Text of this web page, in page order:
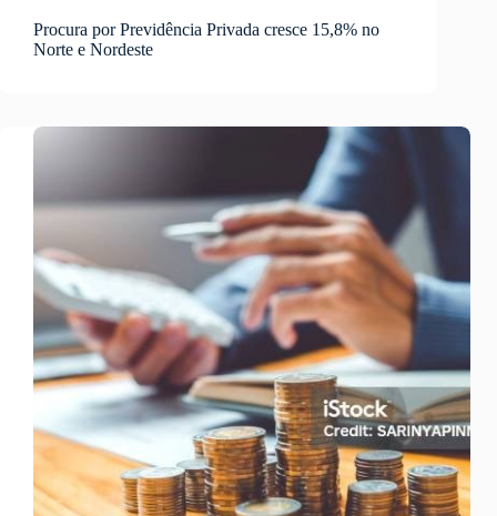
Procura por Previdência Privada cresce 15,8% no
Norte e Nordeste